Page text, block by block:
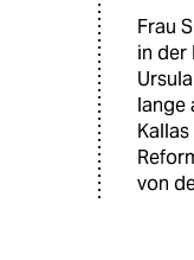
Frau
in der
lange
von